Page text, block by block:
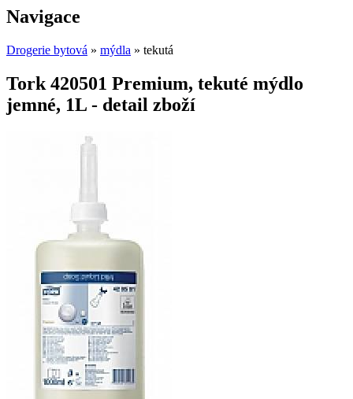
Navigace
Drogerie bytová » mýdla » tekutá
Tork 420501 Premium, tekuté mýdlo
jemné, 1L - detail zboží